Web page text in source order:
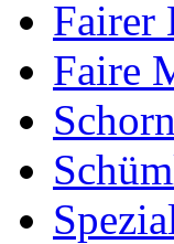
Fairer
Faire